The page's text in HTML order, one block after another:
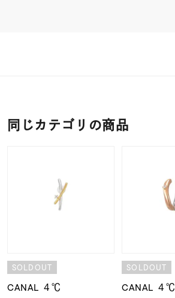
同じカテゴリの商品
SOLDOUT
CANAL ４℃
SOLDOUT
CANAL ４℃